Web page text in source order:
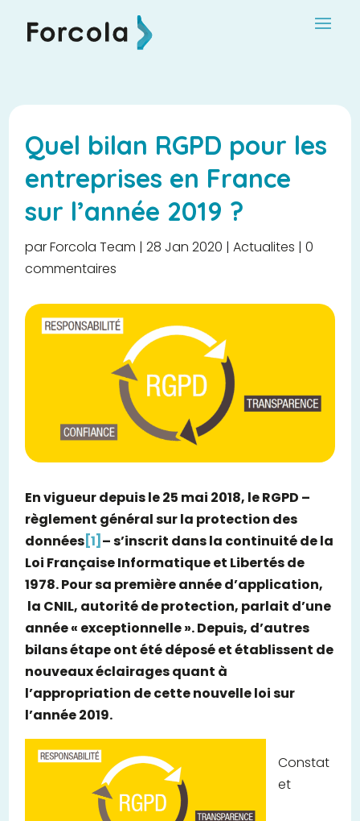
Quel bilan RGPD pour les
entreprises en France
sur l’année 2019 ?
parForcola Team |28 Jan 2020 |Actualites |0
commentaires
En vigueur depuis le 25 mai 2018, le RGPD –
règlement général sur la protection des
données[1] – s’inscrit dans la continuité de la
Loi Française Informatique et Libertés de
1978. Pour sa première année d’application,
la CNIL, autorité de protection, parlait d’une
année « exceptionnelle ». Depuis, d’autres
bilans étape ont été déposé et établissent de
nouveaux éclairages quant à
l’appropriation de cette nouvelle loi sur
l’année 2019.
Constat
et